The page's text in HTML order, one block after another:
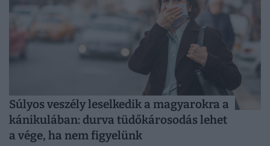
Súlyos veszély leselkedik a magyarokra a
kánikulában: durva tüdőkárosodás lehet
a vége, ha nem figyelünk